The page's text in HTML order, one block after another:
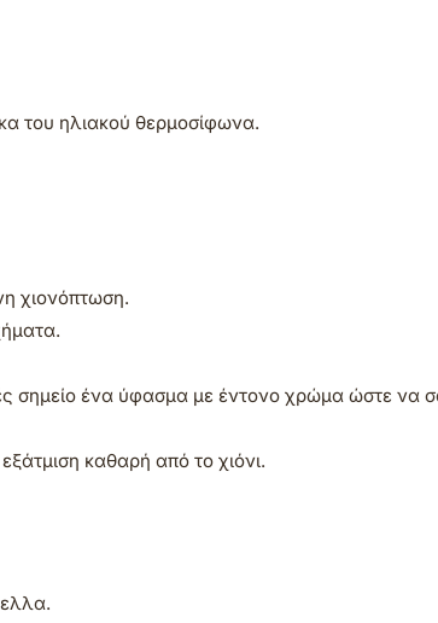
του ηλιακού θερμοσίφωνα.
χιονόπτωση.
σημείο ένα ύφασμα με έντονο χρώμα ώστε να
καθαρή από το χιόνι.